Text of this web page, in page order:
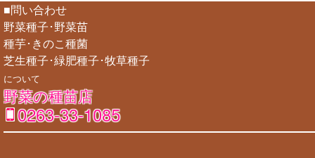
■問い合わせ
野菜種子･野菜苗
種芋･きのこ種菌
芝生種子･緑肥種子･牧草種子
について
野菜の種苗店
0263-33-1085